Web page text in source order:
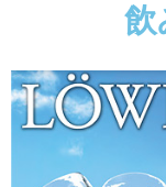
飲